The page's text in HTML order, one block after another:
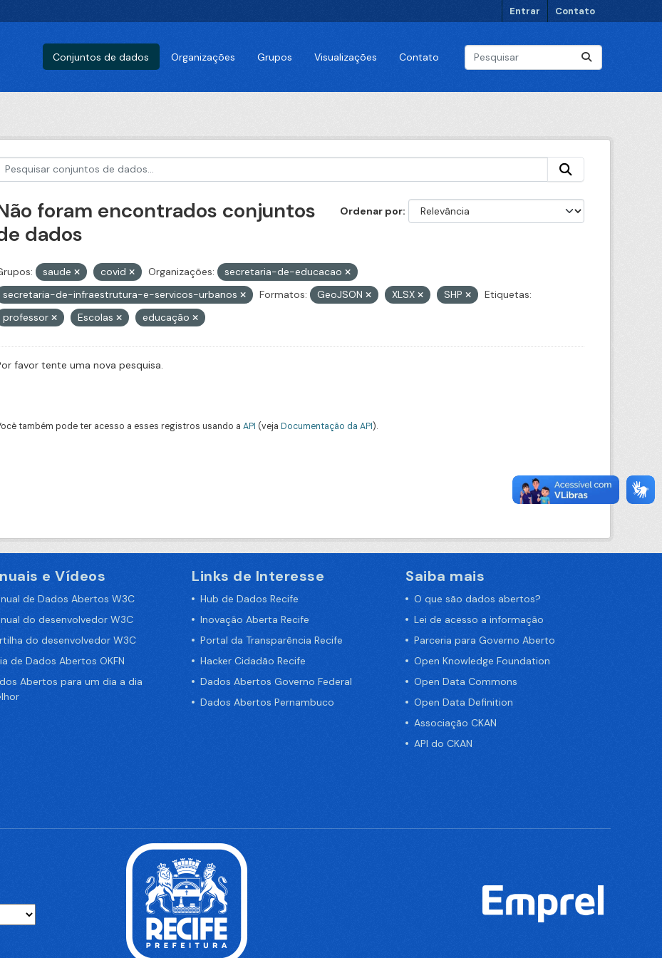
Entrar Contato
Conjuntos de dados Organizações Grupos Visualizações Contato
Ordenar por
foram encontrados conjuntos
dados
saude covid Organizações:
secretaria-de-educacao
secretaria-de-infraestrutura-e-servicos-urbanos
Formatos: GeoJSON XLSX SHP
Etiquetas:
professor
Escolas educação
favor tente uma nova pesquisa.
também pode ter acesso a esses registros usando a API (veja Documentação da API).
e Vídeos
de Dados Abertos W3C
do desenvolvedor W3C
do desenvolvedor W3C
de Dados Abertos OKFN
Abertos para um dia a dia
Links de Interesse
Hub de Dados Recife
Inovação Aberta Recife
Portal da Transparência Recife
Hacker Cidadão Recife
Dados Abertos Governo Federal
Dados Abertos Pernambuco
Saiba mais
O que são dados abertos?
Lei de acesso a informação
Parceria para Governo Aberto
Open Knowledge Foundation
Open Data Commons
Open Data Definition
Associação CKAN
API do CKAN